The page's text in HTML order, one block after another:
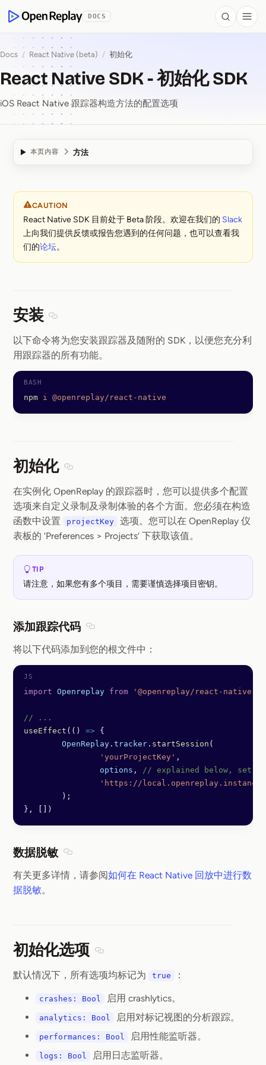
OpenReplay
DOCS Search
Docs / React Native (beta) / 初始化
React Native SDK - 初始化 SDK
iOS React Native 跟踪器构造方法的配置选项
本页内容 方法
React Native SDK ⁠-⁠ 初
CAUTION
React Native SDK 目前处于 Beta 阶段。欢迎在我们的 Slack
上向我们提供反馈或报告您遇到的任何问题，也可以查看我
们的论坛。
安装
以下命令将为您安装跟踪器及随附的 SDK，以便您充分利
用跟踪器的所有功能。
npm i @openreplay/react-native
初始化
在实例化 OpenReplay 的跟踪器时，您可以提供多个配置
选项来自定义录制及录制体验的各个方面。您必须在构造
函数中设置
projectKey
选项。您可以在 OpenReplay 仪
表板的 ‘Preferences > Projects’ 下获取该值。
TIP
请注意，如果您有多个项目，需要谨慎选择项目密钥。
添加跟踪代码
将以下代码添加到您的根文件中：
import Openreplay from '@openreplay/react-native'
// ...
useEffect (() => {
	OpenReplay
. tracker . startSession (
		'yourProjectKey'
,
		options
,
// explained below, set
'https://
	);
}, [])
数据脱敏
有关更多详情，请参阅如何在 React Native 回放中进行数
据脱敏。
初始化选项
默认情况下，所有选项均标记为
true ：
crashes: Bool 启用 crashlytics。
analytics: Bool 启用对标记视图的分析跟踪。
performances: Bool 启用性能监听器。
logs: Bool 启用日志监听器。